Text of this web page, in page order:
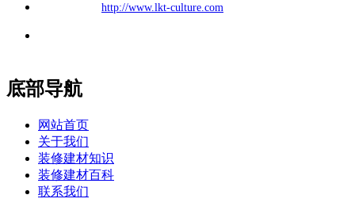
http://www.lkt-culture.com
底部导航
网站首页
关于我们
装修建材知识
装修建材百科
联系我们